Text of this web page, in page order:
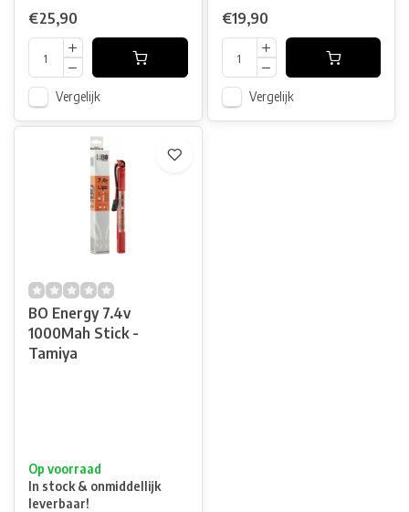
€25,90
Vergelijk
€19,90
Vergelijk
BO Energy 7.4v
1000Mah Stick -
Tamiya
Op voorraad
In stock & onmiddellijk
leverbaar!